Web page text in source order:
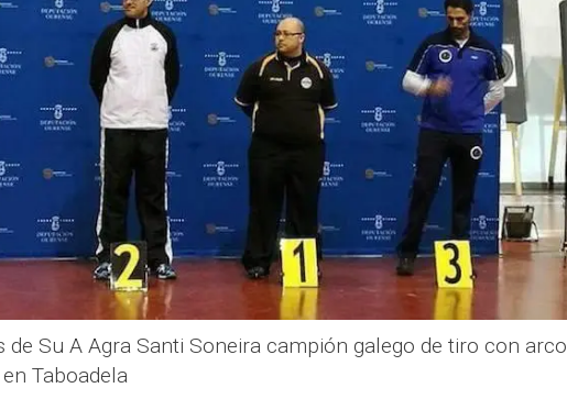
de Su A Agra Santi Soneira campión galego de tiro con arco
Taboadela